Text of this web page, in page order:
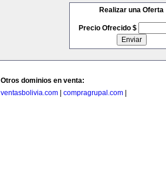
Realizar una Oferta
Precio Ofrecido $
Otros dominios en venta:
ventasbolivia.com
compragrupal.com